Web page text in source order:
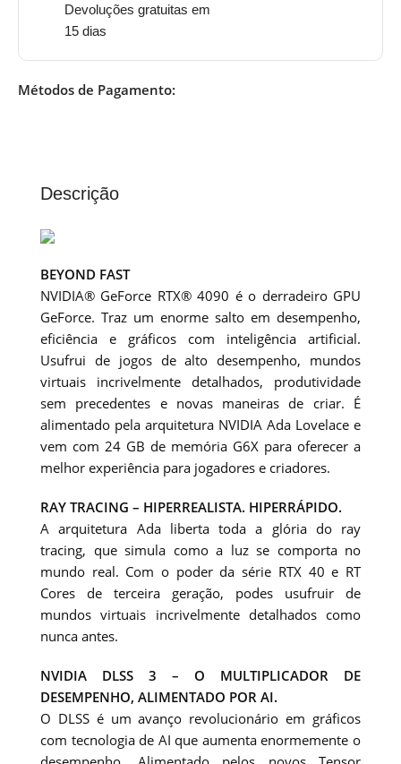
Devoluções gratuitas em
15 dias
Métodos de Pagamento:
Descrição
BEYOND FAST
NVIDIA® GeForce RTX® 4090 é o derradeiro GPU
GeForce. Traz um enorme salto em desempenho,
eficiência e gráficos com inteligência artificial.
Usufrui de jogos de alto desempenho, mundos
virtuais incrivelmente detalhados, produtividade
sem precedentes e novas maneiras de criar. É
alimentado pela arquitetura NVIDIA Ada Lovelace e
vem com 24 GB de memória G6X para oferecer a
melhor experiência para jogadores e criadores.
RAY TRACING – HIPERREALISTA. HIPERRÁPIDO.
A arquitetura Ada liberta toda a glória do ray
tracing, que simula como a luz se comporta no
mundo real. Com o poder da série RTX 40 e RT
Cores de terceira geração, podes usufruir de
mundos virtuais incrivelmente detalhados como
nunca antes.
NVIDIA DLSS 3 – O MULTIPLICADOR DE
DESEMPENHO, ALIMENTADO POR AI.
O DLSS é um avanço revolucionário em gráficos
com tecnologia de AI que aumenta enormemente o